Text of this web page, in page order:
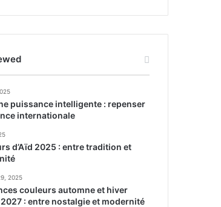
puissance intelligente : repenser
internationale
d’Aïd 2025 : entre tradition et
2025
couleurs automne et hiver
: entre nostalgie et modernité